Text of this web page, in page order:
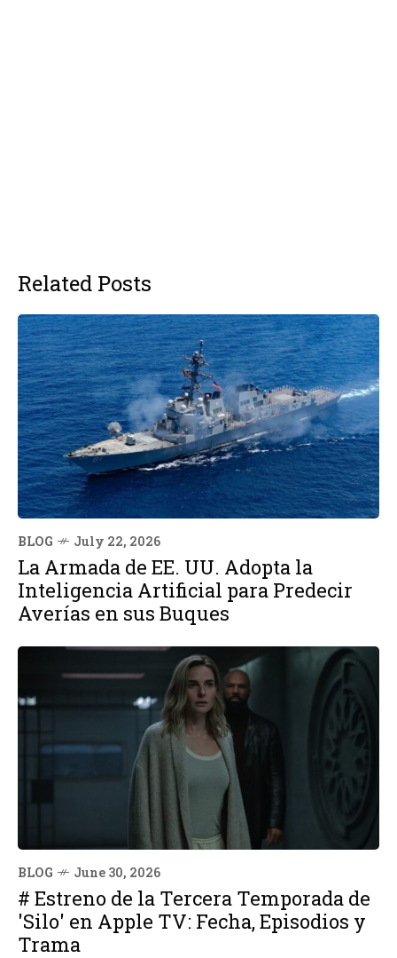
Related Posts
BLOG July 22, 2026
La Armada de EE. UU. Adopta la
Inteligencia Artificial para Predecir
Averías en sus Buques
BLOG June 30, 2026
# Estreno de la Tercera Temporada de
'Silo' en Apple TV: Fecha, Episodios y
Trama